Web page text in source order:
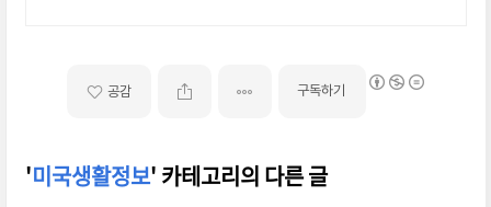
공감 구독하기
'미국생활정보' 카테고리의 다른 글